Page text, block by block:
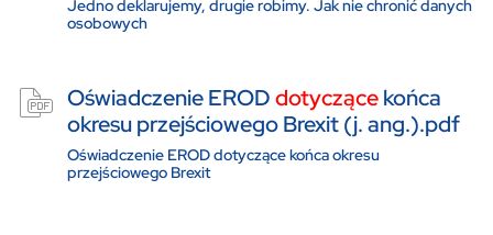
Jedno deklarujemy, drugie robimy. Jak nie chronić danych
osobowych
Oświadczenie ERODdotyczącekońca
okresu przejściowego Brexit (j. ang.).pdf
Oświadczenie EROD dotyczące końca okresu
przejściowego Brexit